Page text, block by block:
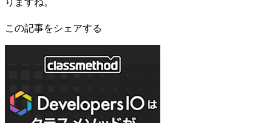
この記事をシェアする